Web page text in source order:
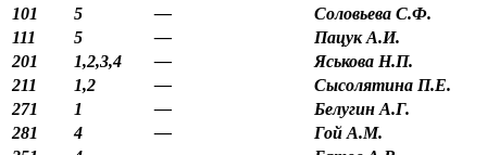
101
5 —
Соловьева С.Ф.
111
5 —
Пацук А.И.
201
1,2,3,4 —
Яськова Н.П.
211
1,2 —
Сысолятина П.Е.
271
1 —
Белугин А.Г.
281
4 —
Гой А.М.